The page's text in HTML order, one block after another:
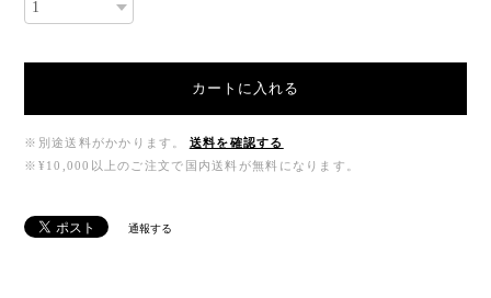
カートに入れる
※別途送料がかかります。
送料を確認する
※¥10,000以上のご注文で国内送料が無料になります。
通報する